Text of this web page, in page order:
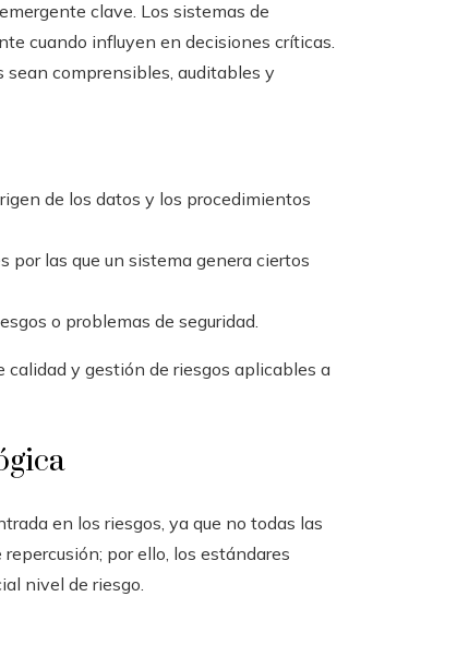
clave. Los sistemas de
cuando influyen en decisiones críticas.
comprensibles, auditables y
de los datos y los procedimientos
por las que un sistema genera ciertos
o problemas de seguridad.
y gestión de riesgos aplicables a
en los riesgos, ya que no todas las
por ello, los estándares
nivel de riesgo.